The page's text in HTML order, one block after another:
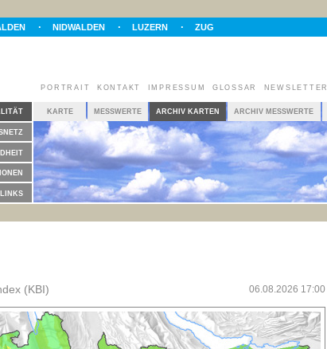
NIDWALDEN LUZERN ZUG
PORTRAIT KONTAKT IMPRESSUM GLOSSAR NEWSLETTER
LINKS
KARTE MESSWERTE ARCHIV KARTEN ARCHIV MESSWERTE
(KBI) 06.08.2026 17:00